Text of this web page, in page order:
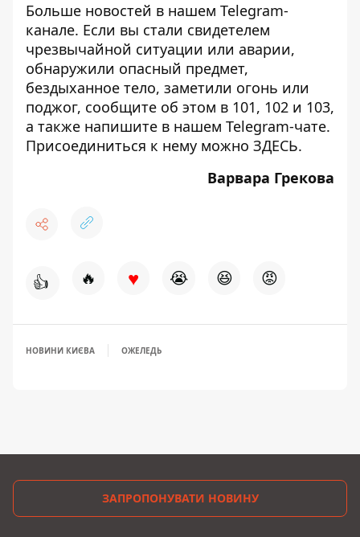
Больше новостей в нашем Telegram-
канале. Если вы стали свидетелем
чрезвычайной ситуации или аварии,
обнаружили опасный предмет,
бездыханное тело, заметили огонь или
поджог, сообщите об этом в 101, 102 и 103,
а также напишите в нашем Telegram-чате.
Присоединиться к нему можно ЗДЕСЬ.
Варвара Грекова
👍 🔥 ♥ 😭 😆 😡
НОВИНИ КИЄВА ОЖЕЛЕДЬ
ЗАПРОПОНУВАТИ НОВИНУ